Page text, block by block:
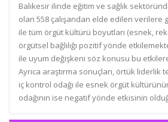
Balıkesir ilinde eğitim ve sağlık
olan 558 çalışandan elde edilen verilere
ile tüm örgüt kültürü boyutları (esnek,
örgütsel bağlılığı pozitif yönde
ile uyum değişkeni söz konusu bu
Ayrıca araştırma sonuçları, örtük
iç kontrol odağı ile esnek örgüt
odağının ise negatif yönde etkisinin